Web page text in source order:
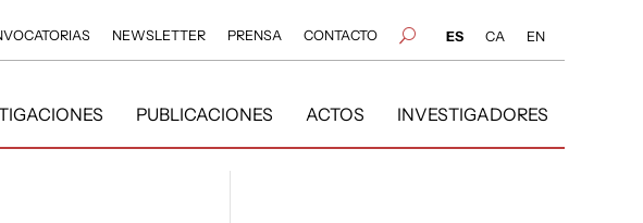
NEWSLETTER PRENSA CONTACTO U ES CA EN
PUBLICACIONES ACTOS INVESTIGADORES